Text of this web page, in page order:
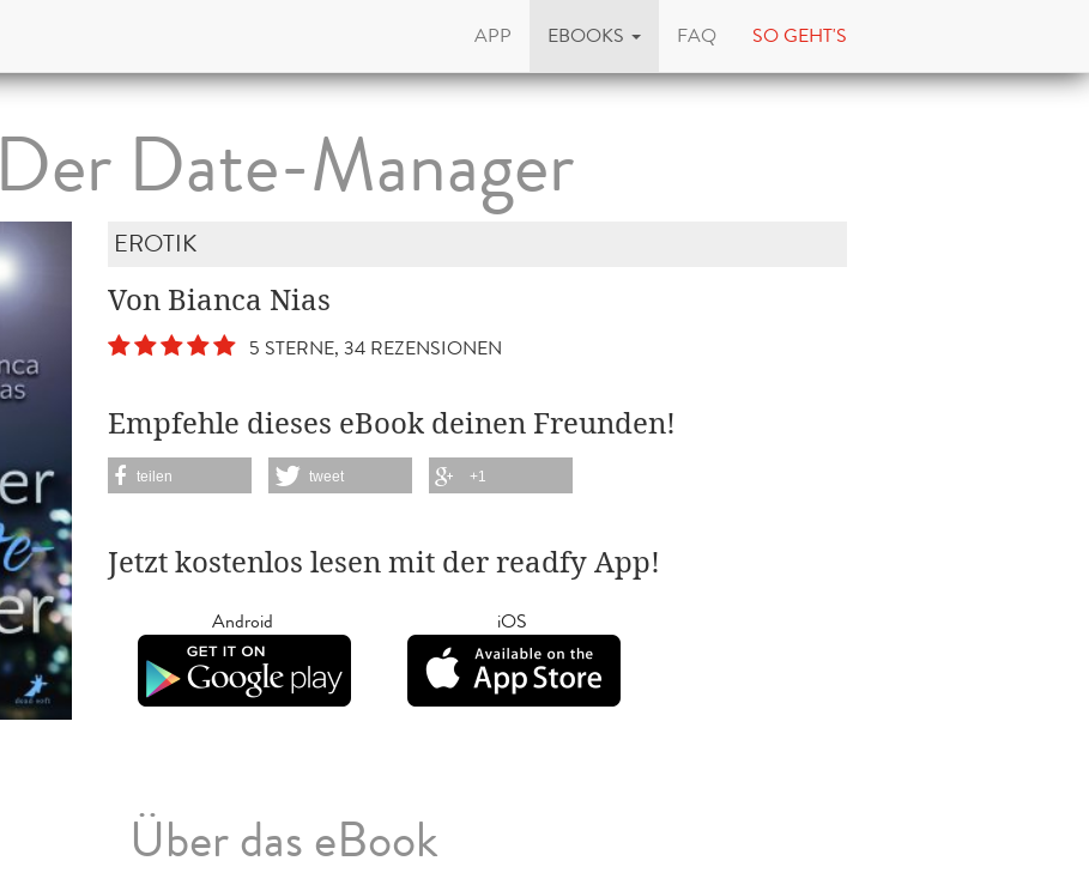
APP EBOOKS FAQ SO GEHT'S
Der Date-Manager
EROTIK
Von Bianca Nias
5 STERNE, 34 REZENSIONEN
Empfehle dieses eBook deinen Freunden!
teilen tweet +1
Jetzt kostenlos lesen mit der readfy App!
Android iOS
Über das eBook